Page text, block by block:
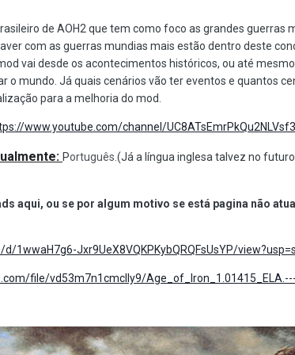
de AOH2 que tem como foco as grandes
com as guerras mundias mais estão dentro deste
vai desde os acontecimentos históricos, ou até
o mundo. Já quais cenários vão ter eventos e quantos
para a melhoria do mod.
www.youtube.com/channel/
Português. (Já a língua inglesa talvez no
aqui, ou se por algum motivo se está pagina não
1wwaH7g6-Jxr9UeX8VQKPKybQRQFsUsYP/
file/vd53m7n1cmclly9/